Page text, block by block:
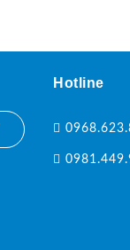
Hotline